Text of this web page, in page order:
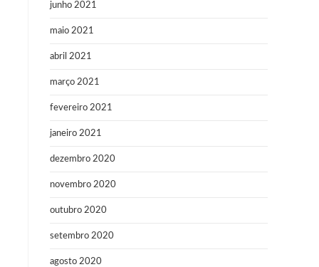
junho 2021
maio 2021
abril 2021
março 2021
fevereiro 2021
janeiro 2021
dezembro 2020
novembro 2020
outubro 2020
setembro 2020
agosto 2020